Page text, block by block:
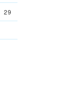
29